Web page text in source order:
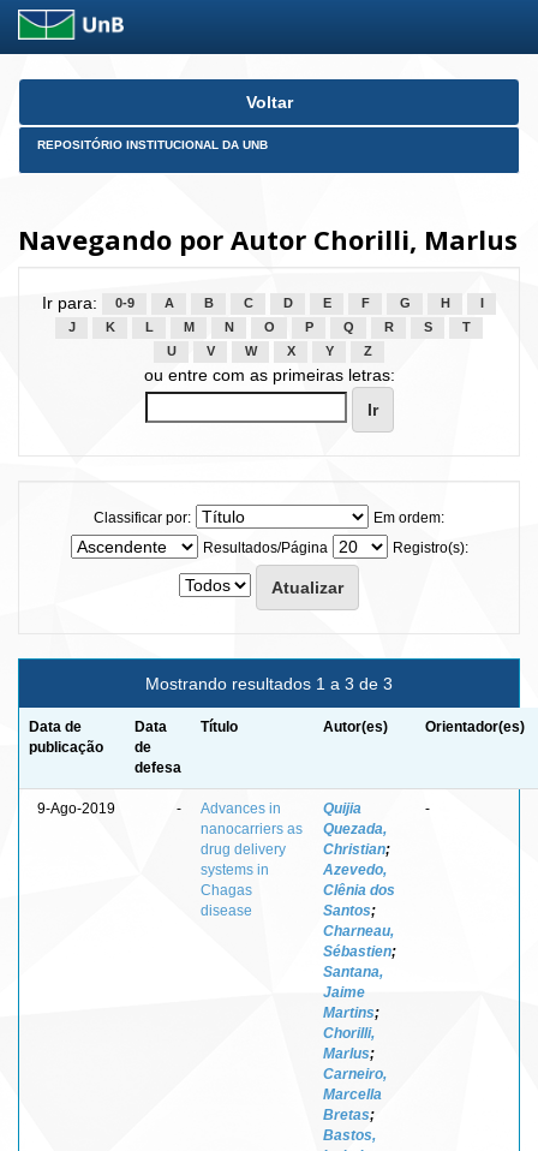
Skip
Voltar
REPOSITÓRIO INSTITUCIONAL DA UNB
Navegando por Autor Chorilli, Marlus
Ir para: 0-9 A B C D E F G H
J
K L M N O P Q R S
T
U
V W X Y Z
ou entre com as primeiras letras:
Classificar por:
Em ordem:
Resultados/Página
Registro(s):
Mostrando resultados 1 a 3 de 3
Data de
publicação
Data
de
defesa
Título Autor(es) Orientador(es)
9-Ago-2019 -
Advances in
nanocarriers as
drug delivery
systems in
Chagas
disease
Quijia
Quezada,
Christian;
Azevedo,
Clênia dos
Santos;
Charneau,
Sébastien;
Santana,
Jaime
Martins;
Chorilli,
Marlus;
Carneiro,
Marcella
Bretas;
Bastos,
-